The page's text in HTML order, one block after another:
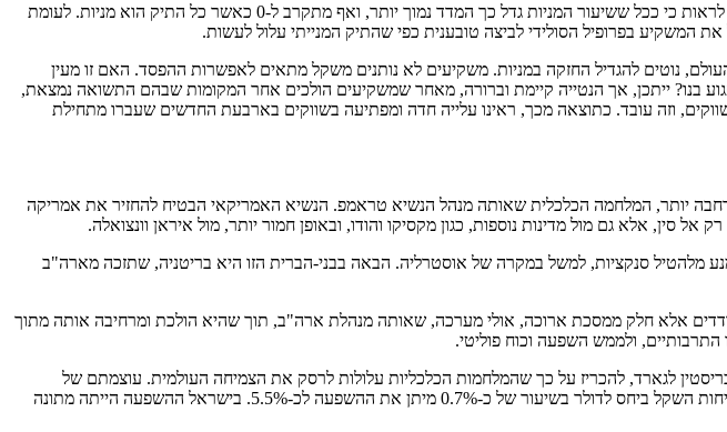
כדי לדייק יותר, נבחן את היחס בין התשואה לסיכון, יחס אשר מהווה קירוב טוב מאוד למדד שארפ של התיקים. ניתן לראות כי ככל ששיעור המניות גדל כך המדד נמוך יותר, ואף מתקרב ל-0 כאשר כל התיק הוא מניות. לעומת
המשקיע בפרופיל הסולידי לביצה טובענית כפי שהתיק המנייתי עלול לעשות.
נוטים להגדיל החזקה במניות. משקיעים לא נותנים משקל מתאים לאפשרות ההפסד. האם זו מעין
בנו? ייתכן, אך הנטייה קיימת וברורה, מאחר שמשקיעים הולכים אחר המקומות שבהם התשואה נמצאת,
שקרה בסוף 2018, אך היא עדיין האפשרות המועדפת בשווקים, וזה עובד. כתוצאה מכך, ראינו עלייה חדה ומפתיעה בשווקים בארבעת החדשים שעברו מתחילת
יותר, המלחמה הכלכלית שאותה מנהל הנשיא טראמפ. הנשיא האמריקאי הבטיח להחזיר את אמריקה
אלא גם מול מדינות נוספות, כגון מקסיקו והודו, ובאופן חמור יותר, מול איראן וונצואלה.
מלהטיל סנקציות, למשל במקרה של אוסטרליה. הבאה בבני-הברית הזו היא בריטניה, שתזכה מארה"ב
אלא חלק ממסכת ארוכה, אולי מערכה, שאותה מנהלת ארה"ב, תוך שהיא הולכת ומרחיבה אותה מתוך
התרבותיים, ולממש השפעה וכוח פוליטי.
לגארד, להכריז על כך שהמלחמות הכלכליות עלולות לרסק את הצמיחה העולמית. עוצמתם של
האירועים הביאה גם את השווקים לכדי תיקון, שהסתכם לירידה של כ-6.2% במרכיבי מניות חו"ל בתיקים, העוד שפיחות השקל ביחס לדולר בשיעור של כ-0.7% מיתן את ההשפעה לכ-5.5%. בישראל ההשפעה הייתה מתונה